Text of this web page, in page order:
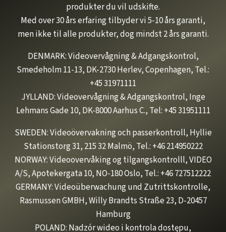
produkter du vil udskifte.
Med over 30 års erfaring tilbyder vi 5-10 års garanti,
men ikke til alle produkter, dog mindst 2 års garanti.
DENMARK: Videovervågning & Adgangskontrol,
Smedeholm 11-13, DK-2730 Herlev, Copenhagen, Tel.:
+45 31971111
JYLLAND: Videovervågning & Adgangskontrol, Inge
Lehmans Gade 10, DK-8000 Aarhus C., Tel: +45 31951111
SWEDEN: Videoövervakning och passerkontroll, Hyllie
Stationstorg 31, 215 32 Malmö, Tel.: +46 214950222
NORWAY: Videoovervåking og tilgangskontrolll, VIDEO
A/S, Apotekergata 10, NO-180 Oslo, Tel.: +46 727512222
GERMANY: Videoüberwachung und Zutrittskontrolle,
Rasmussen GMBH, Willy Brandts Straße 23, D-20457
Hamburg
POLAND: Nadzór wideo i kontrola dostępu,